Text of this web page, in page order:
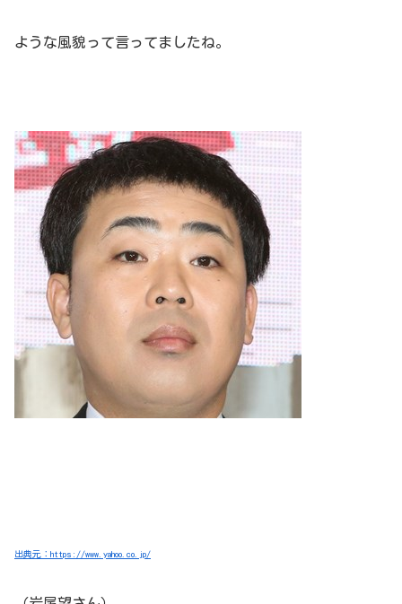
ような風貌って言ってましたね。
出典元：https://www.yahoo.co.jp/